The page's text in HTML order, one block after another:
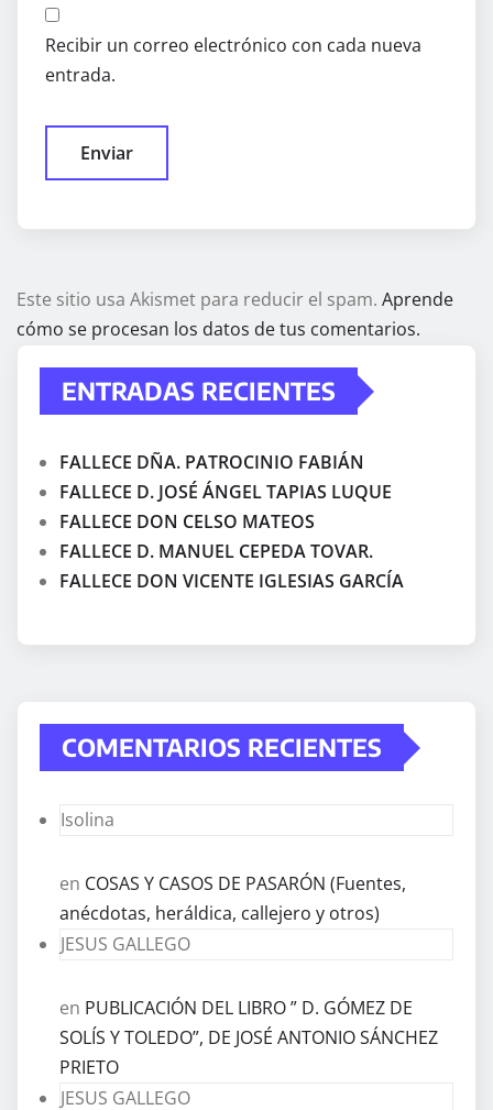
Recibir un correo electrónico con cada nueva
entrada.
Este sitio usa Akismet para reducir el spam. Aprende
cómo se procesan los datos de tus comentarios.
ENTRADAS RECIENTES
FALLECE DÑA. PATROCINIO FABIÁN
FALLECE D. JOSÉ ÁNGEL TAPIAS LUQUE
FALLECE DON CELSO MATEOS
FALLECE D. MANUEL CEPEDA TOVAR.
FALLECE DON VICENTE IGLESIAS GARCÍA
COMENTARIOS RECIENTES
Isolina
en COSAS Y CASOS DE PASARÓN (Fuentes,
anécdotas, heráldica, callejero y otros)
JESUS GALLEGO
en PUBLICACIÓN DEL LIBRO ” D. GÓMEZ DE
SOLÍS Y TOLEDO”, DE JOSÉ ANTONIO SÁNCHEZ
PRIETO
JESUS GALLEGO